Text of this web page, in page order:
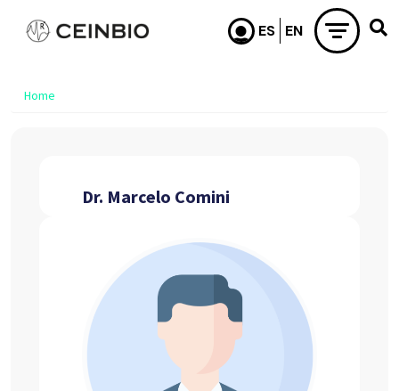
Skip to main content
Home
Dr. Marcelo Comini